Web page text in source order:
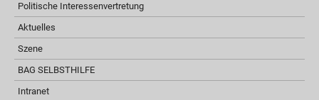
Politische Interessenvertretung
Aktuelles
Szene
BAG SELBSTHILFE
Intranet